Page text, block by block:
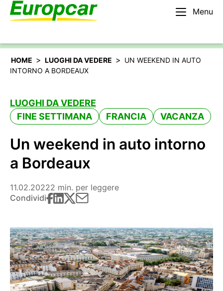
Menu
Italiano
HOME > LUOGHI DA VEDERE > UN WEEKEND IN AUTO
INTORNO A BORDEAUX
LUOGHI DA VEDERE
FINE SETTIMANA
FRANCIA VACANZA
Un weekend in auto intorno
a Bordeaux
11.02.20222 min. per leggere
Condividi